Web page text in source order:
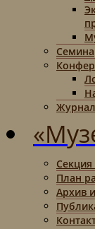
План
Архив